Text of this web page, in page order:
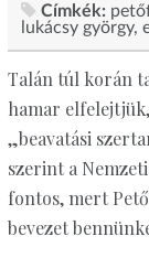
Címkék:
lukácsy györgy
Talán túl korán
hamar
„beavatási
szerint a
fontos, mert
bevezet